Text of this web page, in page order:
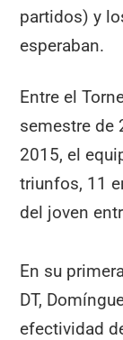
partidos) y
esperaban.
Entre el
semestre de
2015, el
triunfos, 11
del joven
En su
DT,
efectividad